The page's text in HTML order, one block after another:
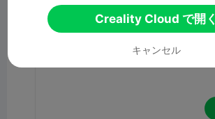
コメント
Creality Cloud で開く
キャンセル